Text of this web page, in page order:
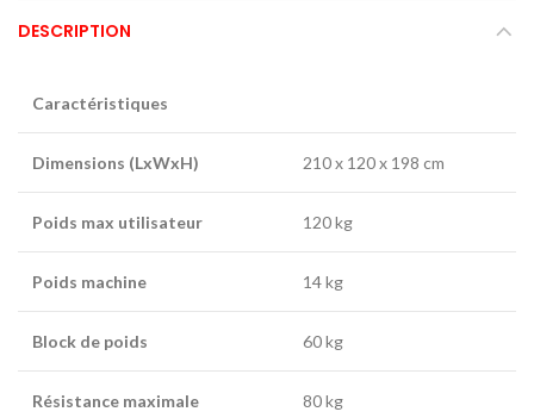
DESCRIPTION
Caractéristiques
Dimensions (LxWxH) 210 x 120 x 198 cm
Poids max utilisateur 120 kg
Poids machine 14 kg
Block de poids 60 kg
Résistance maximale 80 kg